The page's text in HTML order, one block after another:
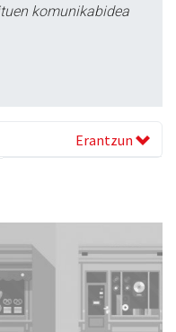
komunikabidea
Erantzun